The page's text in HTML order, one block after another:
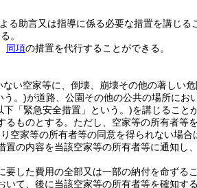
助言又は指導に係る必要な措置を講じる
。
同項の措置を代行することができる。
い空家等に、倒壊、崩壊その他の著しい
う。)が道路、公園その他の公共の場所にお
下「緊急安全措置」という。)を講じること
ものとする。 ただし、空家等の所有者等
家等の所有者等の同意を得られない場合
の内容を当該空家等の所有者等に通知し
した費用の全部又は一部の納付を命ずるこ
て、後に当該空家等の所有者等を確知す